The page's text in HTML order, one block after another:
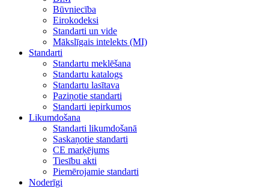
Būvniecība
Eirokodeksi
Standarti un vide
Mākslīgais intelekts (MI)
Standarti
Standartu meklēšana
Standartu katalogs
Standartu lasītava
Paziņotie standarti
Standarti iepirkumos
Likumdošana
Standarti likumdošanā
Saskaņotie standarti
CE marķējums
Tiesību akti
Piemērojamie standarti
Noderīgi